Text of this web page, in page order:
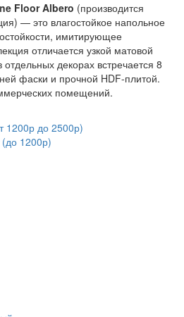
Floor Albero (производится
— это влагостойкое напольное
имитирующее
отличается узкой матовой
декорах встречается 8
фаски и прочной HDF-плитой.
помещений.
1200р до 2500р)
1200р)